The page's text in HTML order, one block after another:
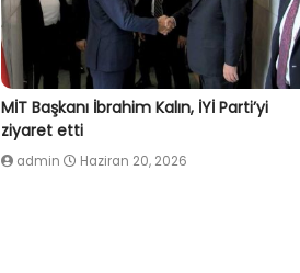
MİT Başkanı İbrahim Kalın, İYİ Parti’yi
ziyaret etti
admin Haziran 20, 2026